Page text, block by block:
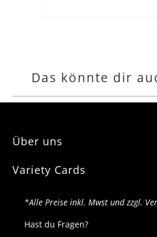
Das könnte dir
Über uns
Variety Cards
*Alle Preise inkl. Mwst und zzgl.
Hast du Fragen?